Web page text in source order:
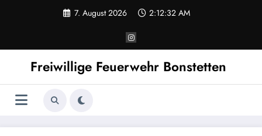
7. August 2026 2:12:32 AM
Freiwillige Feuerwehr Bonstetten